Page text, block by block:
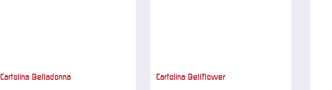
Cartolina Belladonna Cartolina Bellflower